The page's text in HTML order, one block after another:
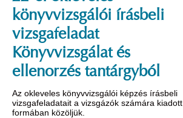
könyvvizsgálói írásbeli
vizsgafeladat
Könyvvizsgálat és
ellenorzés tantárgyból
Az okleveles könyvvizsgálói képzés írásbeli
vizsgafeladatait a vizsgázók számára kiadott
formában közöljük.